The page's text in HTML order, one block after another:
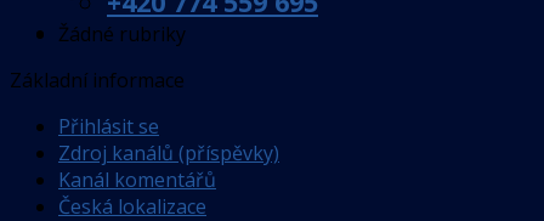
Žádné rubriky
Základní informace
Přihlásit se
Zdroj kanálů (příspěvky)
Kanál komentářů
Česká lokalizace